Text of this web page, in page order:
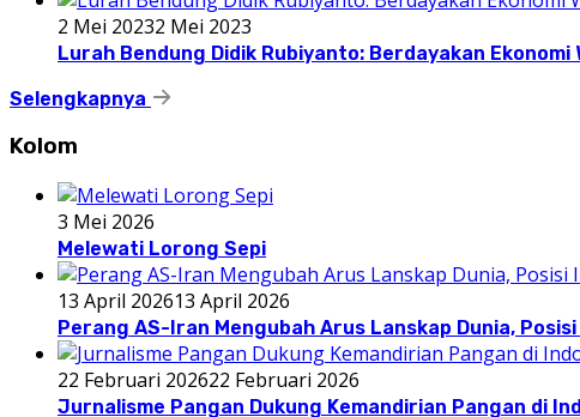
2 Mei 20232 Mei 2023
Lurah Bendung Didik Rubiyanto: Berdayakan
Selengkapnya
Kolom
3 Mei 2026
Melewati Lorong Sepi
13 April 202613 April 2026
Perang AS-Iran Mengubah Arus Lanskap Dunia,
22 Februari 202622 Februari 2026
Jurnalisme Pangan Dukung Kemandirian Pangan di